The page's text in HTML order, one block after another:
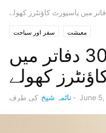
سفر اور سیاحت معیشت
نادرا نے ملک کے 30 دفاتر میں
کھولے
کی طرف نائمہ شیخ - June